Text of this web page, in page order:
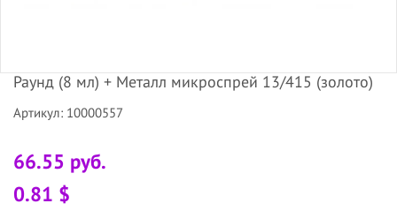
Раунд (8 мл) + Металл микроспрей 13/415 (золото)
Артикул: 10000557
66.55 руб.
0.81 $